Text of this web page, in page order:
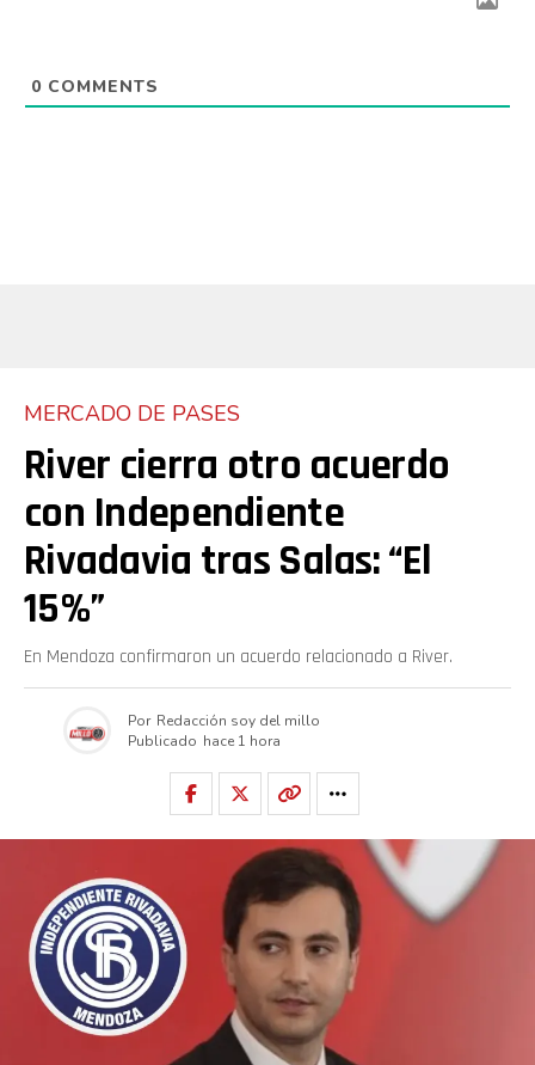
0 COMMENTS
MERCADO DE PASES
River cierra otro acuerdo
con Independiente
Rivadavia tras Salas: “El
15%”
En Mendoza confirmaron un acuerdo relacionado a River.
Por Redacción soy del millo
Publicado hace 1 hora